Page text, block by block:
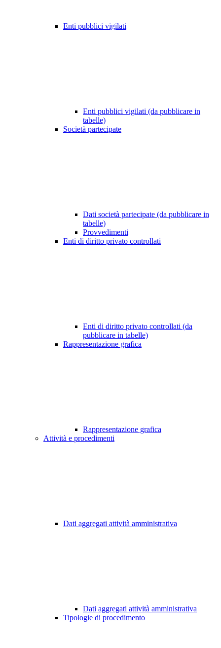
Enti pubblici vigilati
Enti pubblici vigilati (da pubblicare in
tabelle)
Società partecipate
Dati società partecipate (da pubblicare in
tabelle)
Provvedimenti
Enti di diritto privato controllati
Enti di diritto privato controllati (da
pubblicare in tabelle)
Rappresentazione grafica
Rappresentazione grafica
Attività e procedimenti
Dati aggregati attività amministrativa
Dati aggregati attività amministrativa
Tipologie di procedimento